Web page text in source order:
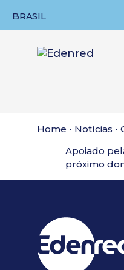
BRASIL
Home • Notícias •
Apoiado
próximo